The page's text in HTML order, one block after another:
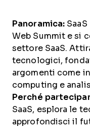
Panoramica:
Web Summit e si
settore SaaS.
tecnologici,
argomenti come
computing e
Perché
SaaS, esplora le
approfondisci il